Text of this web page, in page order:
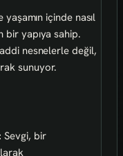
yaşamın içinde nasıl
bir yapıya sahip.
nesnelerle değil,
sunuyor.
Sevgi, bir